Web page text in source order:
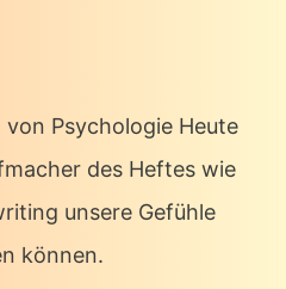
von Psychologie Heute
des Heftes wie
unsere Gefühle
können.